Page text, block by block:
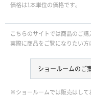
価格は1本単位の価格です｡
こちらのサイトでは商品のご購
実際に商品をご覧になりたい方
ショールームのご
※ショールームでは販売はして